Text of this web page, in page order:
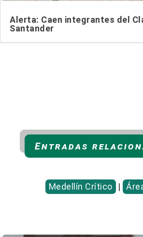
Alerta: Caen integrantes del
Santander
Entradas
Medellín Crítico |